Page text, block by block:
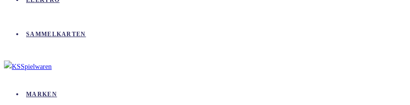
SAMMELKARTEN
MARKEN